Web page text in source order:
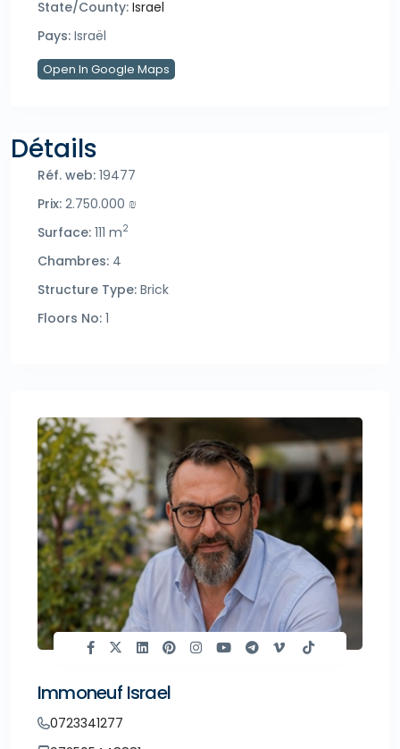
State/County: Israel
Pays: Israël
Open In Google Maps
Détails
Réf. web: 19477
Prix: 2.750.000 ₪
Surface: 111 m2
Chambres: 4
Structure Type: Brick
Floors No: 1
Immoneuf Israel
0723341277